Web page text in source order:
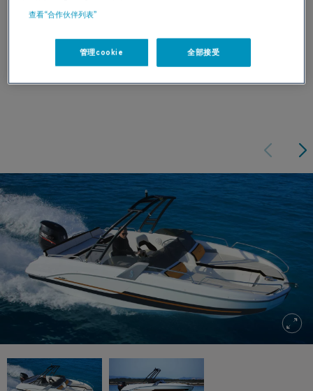
Exterior sticker: Matte Metallic Brown - Satin Black
Sun lounger: Zander Ochre – Vogue Onyx – Diamante Snow
查看“合作伙伴列表”
管理cookie 全部接受